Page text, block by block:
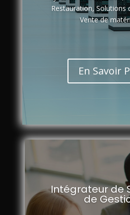
Restauration, Solutions
Vente de
En Savoir
Intégrateur de
de